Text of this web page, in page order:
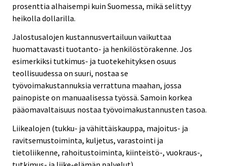
prosenttia alhaisempi kuin Suomessa, mikä selittyy
heikolla dollarilla.
Jalostusalojen kustannusvertailuun vaikuttaa
huomattavasti tuotanto- ja henkilöstörakenne. Jos
esimerkiksi tutkimus- ja tuotekehityksen osuus
teollisuudessa on suuri, nostaa se
työvoimakustannuksia verrattuna maahan, jossa
painopiste on manuaalisessa työssä. Samoin korkea
pääomavaltaisuus nostaa työvoimakustannusten tasoa.
Liikealojen (tukku- ja vähittäiskauppa, majoitus- ja
ravitsemustoiminta, kuljetus, varastointi ja
tietoliikenne, rahoitustoiminta, kiinteistö-, vuokraus-,